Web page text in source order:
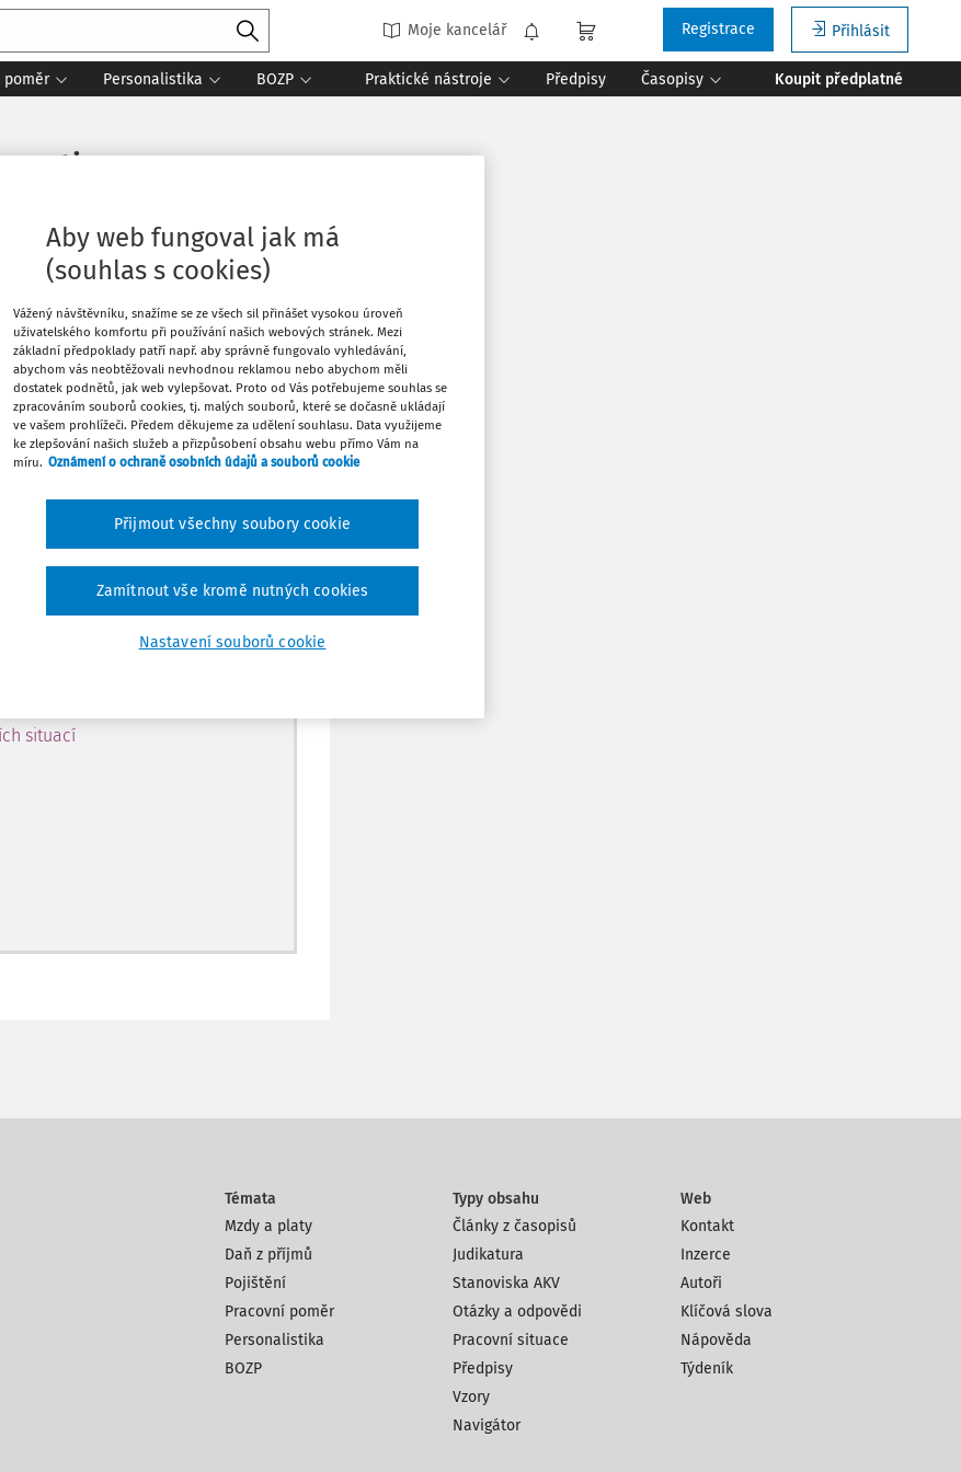
Moje kancelář Přihlásit
Registrace
poměr Personalistika BOZP Praktické nástroje Předpisy Časopisy Koupit předplatné
Máte předplatné? Přihlaste se
začátek…
dnů.
webu
situací
Oblíbené
Stáhnout
Tisknout
Sdílet
Poznámka
Témata
Mzdy a platy
Daň z příjmů
Pojištění
Pracovní poměr
Personalistika
BOZP
Typy obsahu
Články z časopisů
Judikatura
Stanoviska AKV
Otázky a odpovědi
Pracovní situace
Předpisy
Vzory
Navigátor
Web
Kontakt
Inzerce
Autoři
Klíčová slova
Nápověda
Týdeník
Aby web fungoval jak má
(souhlas s cookies)
Vážený návštěvníku, snažíme se ze všech sil přinášet vysokou úroveň
uživatelského komfortu při používání našich webových stránek. Mezi
základní předpoklady patří např. aby správně fungovalo vyhledávání,
abychom vás neobtěžovali nevhodnou reklamou nebo abychom měli
dostatek podnětů, jak web vylepšovat. Proto od Vás potřebujeme souhlas se
zpracováním souborů cookies, tj. malých souborů, které se dočasně ukládají
ve vašem prohlížeči. Předem děkujeme za udělení souhlasu. Data využijeme
ke zlepšování našich služeb a přizpůsobení obsahu webu přímo Vám na
míru. Oznámení o ochraně osobních údajů a souborů cookie
Nastavení souborů cookie
Zamítnout vše kromě nutných cookies
Přijmout všechny soubory cookie